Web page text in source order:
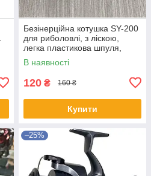
Безінерційна котушка SY-200
для риболовлі, з ліскою,
легка пластикова шпуля,
передній фрикціон, для
початківців
В наявності
120 ₴ 160 ₴
Купити
–25%